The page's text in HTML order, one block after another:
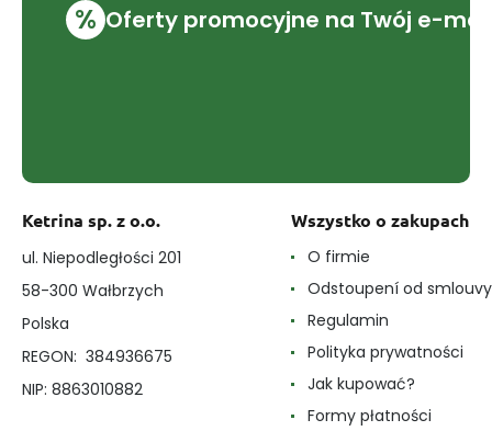
% Oferty promocyjne na Twój e-mail
Ketrina sp. z o.o.
ul. Niepodległości 201
58-300 Wałbrzych
Polska
REGON: 384936675
NIP: 8863010882
Wszystko o zakupach
O firmie
Odstoupení od smlouvy
Regulamin
Polityka prywatności
Jak kupować?
Formy płatności